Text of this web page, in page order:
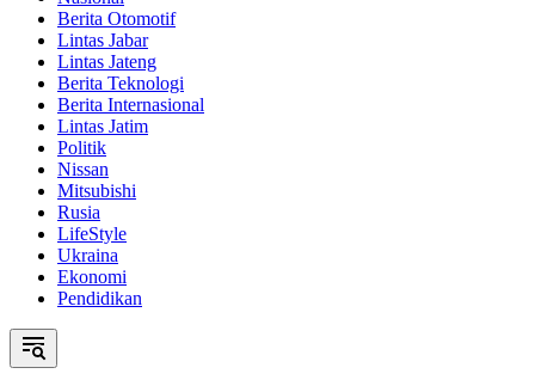
Berita Otomotif
Lintas Jabar
Lintas Jateng
Berita Teknologi
Berita Internasional
Lintas Jatim
Politik
Nissan
Mitsubishi
Rusia
LifeStyle
Ukraina
Ekonomi
Pendidikan